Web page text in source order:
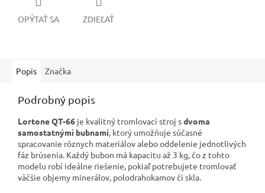
OPÝTAŤ SA ZDIEĽAŤ
Popis Značka
Podrobný popis
Lortone QT-66 je kvalitný tromlovací stroj sdvoma
samostatnými bubnami, ktorý umožňuje súčasné
spracovanie rôznych materiálov alebo oddelenie jednotlivých
fáz brúsenia. Každý bubon má kapacitu až 3 kg, čo z tohto
modelu robí ideálne riešenie, pokiaľ potrebujete tromlovať
väčšie objemy minerálov, polodrahokamov či skla.